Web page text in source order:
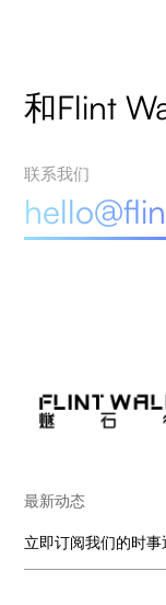
和Flint
联系我们
最新动态
立即订阅我们的时事